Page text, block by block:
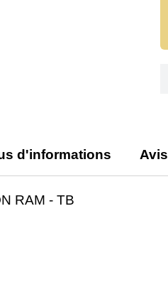
d'informations Avis
RAM - TB